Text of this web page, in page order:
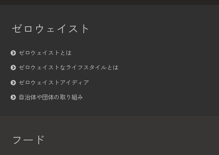
ゼロウェイスト
ゼロウェイストとは
ゼロウェイストなライフスタイルとは
ゼロウェイストアイディア
自治体や団体の取り組み
フード